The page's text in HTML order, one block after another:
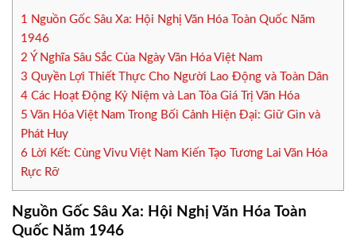
1
Nguồn Gốc Sâu Xa: Hội Nghị Văn Hóa Toàn Quốc Năm
1946
2 Ý Nghĩa Sâu Sắc Của Ngày Văn Hóa Việt Nam
3 Quyền Lợi Thiết Thực Cho Người Lao Động và Toàn Dân
4 Các Hoạt Động Kỷ Niệm và Lan Tỏa Giá Trị Văn Hóa
5 Văn Hóa Việt Nam Trong Bối Cảnh Hiện Đại: Giữ Gìn và
Phát Huy
6 Lời Kết: Cùng Vivu Việt Nam Kiến Tạo Tương Lai Văn Hóa
Rực Rỡ
Nguồn Gốc Sâu Xa: Hội Nghị Văn Hóa Toàn
Quốc Năm 1946